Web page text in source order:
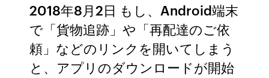
2018年8月2日 もし、Android端末
で「貨物追跡」や「再配達のご依
頼」などのリンクを開いてしまう
と、アプリのダウンロードが開始